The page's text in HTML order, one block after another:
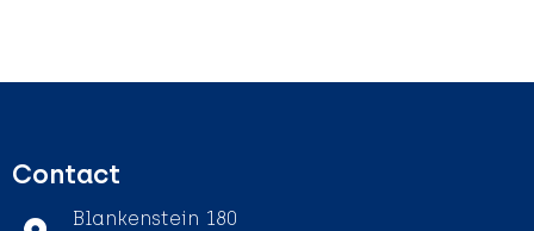
Contact
Blankenstein 180